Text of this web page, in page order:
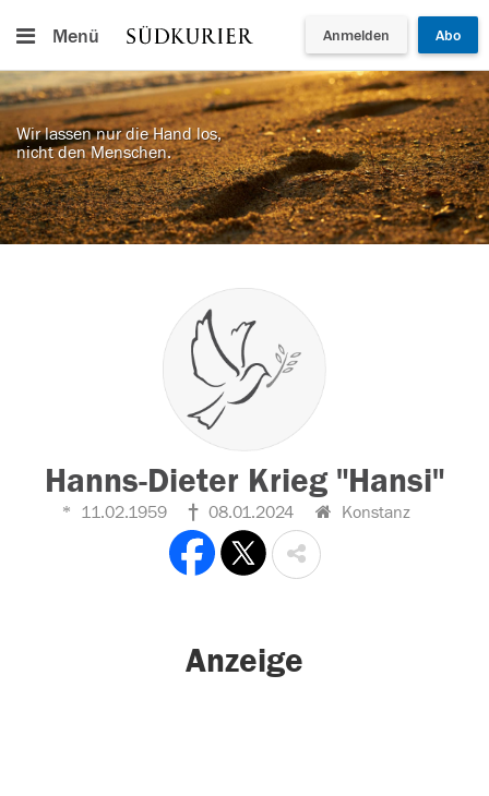
Menü Anmelden Abo
Wir lassen nur die Hand los,
nicht den Menschen.
Hanns-Dieter Krieg "Hansi"
11.02.1959 08.01.2024 Konstanz
Anzeige